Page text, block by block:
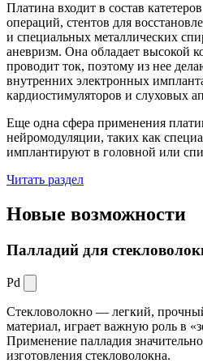
Платина входит в состав
операций, стентов для
и специальных металлических
аневризм. Она обладает высокой
проводит ток, поэтому из нее
внутренних электронных
кардиостимуляторов и слуховых
Еще одна сфера применения
нейромодуляции, таких как
имплантируют в головной или
Читать раздел
Новые возможности
Палладий для
Pd
Стекловолокно — легкий,
материал, играет важную роль в
Применение палладия
изготовления стекловолокна.